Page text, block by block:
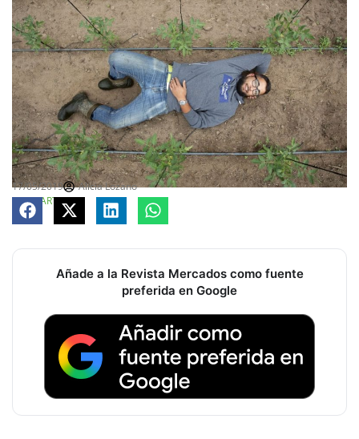
17/05/2019
Alicia Lozano
COMPARTE
Añade a la Revista Mercados como fuente
preferida en Google